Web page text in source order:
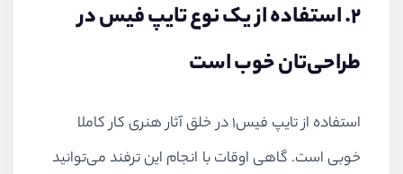
۲. استفاده از یک نوع تایپ فیس در
طراحی‌تان خوب است
استفاده از تایپ فیس۱ در خلق آثار هنری کار کاملا
خوبی است. گاهی اوقات با انجام این ترفند می‌توانید